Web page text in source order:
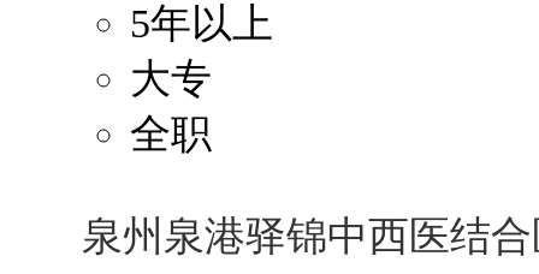
5年以上
大专
全职
泉州泉港驿锦中西医结